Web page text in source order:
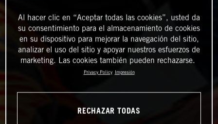
Al hacer clic en “Aceptar todas las cookies”, usted da
su consentimiento para el almacenamiento de cookies
en su dispositivo para mejorar la navegación del sitio,
analizar el uso del sitio y apoyar nuestros esfuerzos de
marketing. Las cookies también pueden rechazarse.
Privacy Policy Impresión
RECHAZAR TODAS